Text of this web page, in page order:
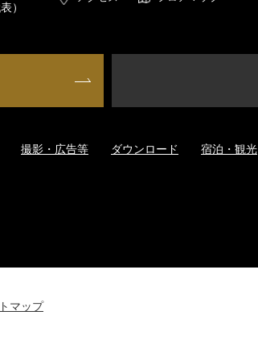
）
撮影・広告等 ダウンロード 宿泊・観光
マップ